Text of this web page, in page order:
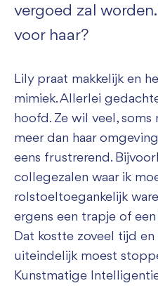
vergoed zal
voor haar?
Lily praat makkelijk en
mimiek. Allerlei
hoofd. Ze wil veel, soms
meer dan haar omgeving
eens frustrerend.
collegezalen waar ik
rolstoeltoegankelijk
ergens een trapje of
Dat kostte zoveel tijd en
uiteindelijk moest
Kunstmatige